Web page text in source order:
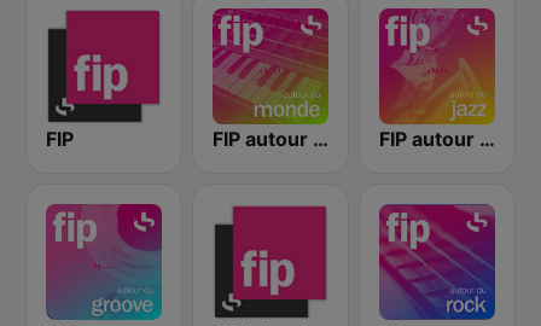
FIP FIP autour du monde FIP autour du jazz